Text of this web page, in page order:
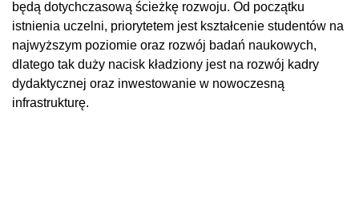
będą dotychczasową ścieżkę rozwoju. Od początku
istnienia uczelni, priorytetem jest kształcenie studentów na
najwyższym poziomie oraz rozwój badań naukowych,
dlatego tak duży nacisk kładziony jest na rozwój kadry
dydaktycznej oraz inwestowanie w nowoczesną
infrastrukturę.